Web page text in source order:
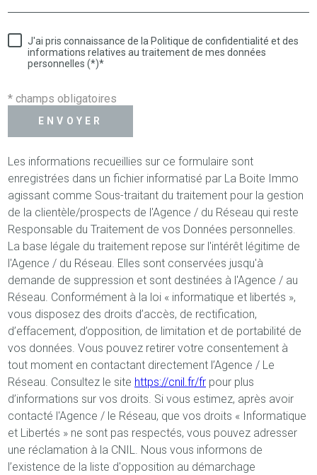
J'ai pris connaissance de la Politique de confidentialité et des
informations relatives au traitement de mes données
personnelles (*)*
* champs obligatoires
ENVOYER
Les informations recueillies sur ce formulaire sont
enregistrées dans un fichier informatisé par La Boite Immo
agissant comme Sous-traitant du traitement pour la gestion
de la clientèle/prospects de l'Agence / du Réseau qui reste
Responsable du Traitement de vos Données personnelles.
La base légale du traitement repose sur l'intérêt légitime de
l'Agence / du Réseau. Elles sont conservées jusqu'à
demande de suppression et sont destinées à l'Agence / au
Réseau. Conformément à la loi « informatique et libertés »,
vous disposez des droits d’accès, de rectification,
d’effacement, d’opposition, de limitation et de portabilité de
vos données. Vous pouvez retirer votre consentement à
tout moment en contactant directement l’Agence / Le
Réseau. Consultez le site https://cnil.fr/fr pour plus
d’informations sur vos droits. Si vous estimez, après avoir
contacté l'Agence / le Réseau, que vos droits « Informatique
et Libertés » ne sont pas respectés, vous pouvez adresser
une réclamation à la CNIL. Nous vous informons de
l’existence de la liste d'opposition au démarchage